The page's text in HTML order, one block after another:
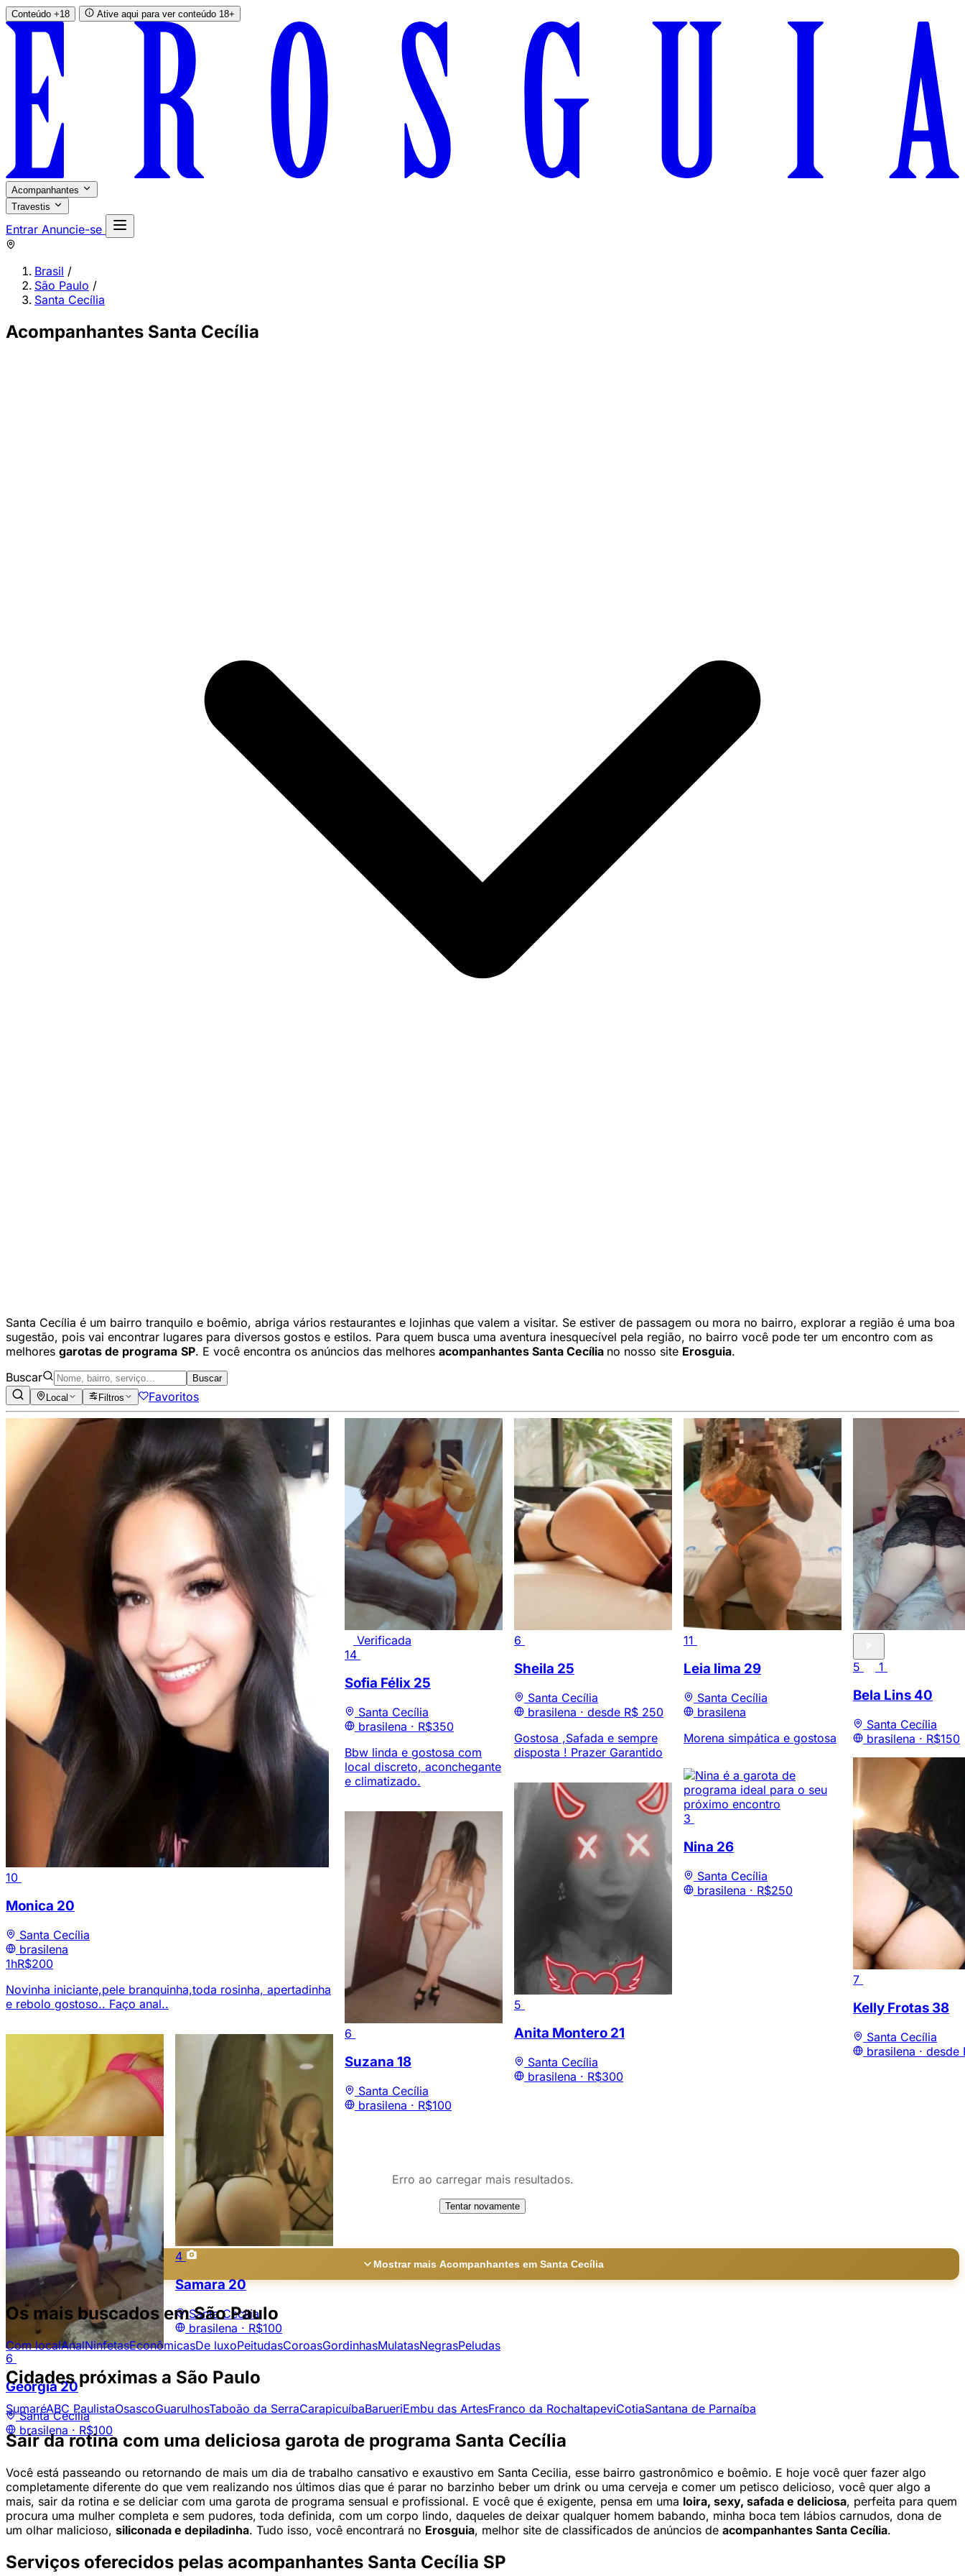
Conteúdo +18 Ative aqui para ver conteúdo 18+
Acompanhantes
Travestis
Entrar Anuncie-se
Brasil /
São Paulo /
Santa Cecília
Acompanhantes Santa Cecília
Santa Cecília é um bairro tranquilo e boêmio, abriga vários restaurantes e lojinhas que valem a visitar. Se estiver de passagem ou mora no bairro, explorar a região é uma boa
sugestão, pois vai encontrar lugares para diversos gostos e estilos. Para quem busca uma aventura inesquecível pela região, no bairro você pode ter um encontro com as
melhores garotas de programa SP. E você encontra os anúncios das melhores acompanhantes Santa Cecília no nosso site Erosguia.
Buscar
Buscar
Local
Filtros Favoritos
10
Monica 20
Santa Cecília
brasilena
1hR$200
Novinha iniciante,pele branquinha,toda rosinha, apertadinha
e rebolo gostoso.. Faço anal..
Verificada
14
Sofia Félix 25
Santa Cecília
brasilena · R$350
Bbw linda e gostosa com
local discreto, aconchegante
e climatizado.
6
Sheila 25
Santa Cecília
brasilena · desde R$ 250
Gostosa ,Safada e sempre
disposta ! Prazer Garantido
11
Leia lima 29
Santa Cecília
brasilena
Morena simpática e gostosa
5 1
Bela Lins 40
Santa Cecília
brasilena · R$150
Suzi20
Santa Cecília
brasilena ·R$100
4
Samara20
Santa Cecília
brasilena · R$100
6
Suzana 18
Santa Cecília
brasilena · R$100
5
Anita Montero 21
Santa Cecília
brasilena · R$300
3
Nina 26
Santa Cecília
brasilena · R$250
7
Kelly Frotas 38
Santa Cecília
brasilena · desde
6
Georgia20
Santa Cecília
brasilena · R$100
Erro ao carregar mais resultados.
Tentar novamente
Mostrar mais Acompanhantes em Santa Cecília
Os mais buscados em São Paulo
Com localAnalNinfetasEconômicasDe luxoPeitudasCoroasGordinhasMulatasNegrasPeludas
Cidades próximas a São Paulo
SumaréABC PaulistaOsascoGuarulhosTaboão da SerraCarapicuíbaBarueriEmbu das ArtesFranco da RochaItapeviCotiaSantana de Parnaíba
Sair da rotina com uma deliciosa garota de programa Santa Cecília
Você está passeando ou retornando de mais um dia de trabalho cansativo e exaustivo em Santa Cecilia, esse bairro gastronômico e boêmio. E hoje você quer fazer algo
completamente diferente do que vem realizando nos últimos dias que é parar no barzinho beber um drink ou uma cerveja e comer um petisco delicioso, você quer algo a
mais, sair da rotina e se deliciar com uma garota de programa sensual e profissional. E você que é exigente, pensa em uma loira, sexy, safada e deliciosa, perfeita para quem
procura uma mulher completa e sem pudores, toda definida, com um corpo lindo, daqueles de deixar qualquer homem babando, minha boca tem lábios carnudos, dona de
um olhar malicioso, siliconada e depiladinha. Tudo isso, você encontrará no Erosguia, melhor site de classificados de anúncios de acompanhantes Santa Cecília.
Serviços oferecidos pelas acompanhantes Santa Cecília SP